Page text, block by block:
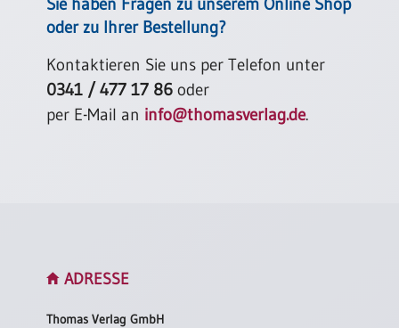
oder zu Ihrer Bestellung?
Kontaktieren Sie uns per Telefon unter
0341 / 477 17 86 oder
per E-Mail an info@thomasverlag.de.
ADRESSE
Thomas Verlag GmbH